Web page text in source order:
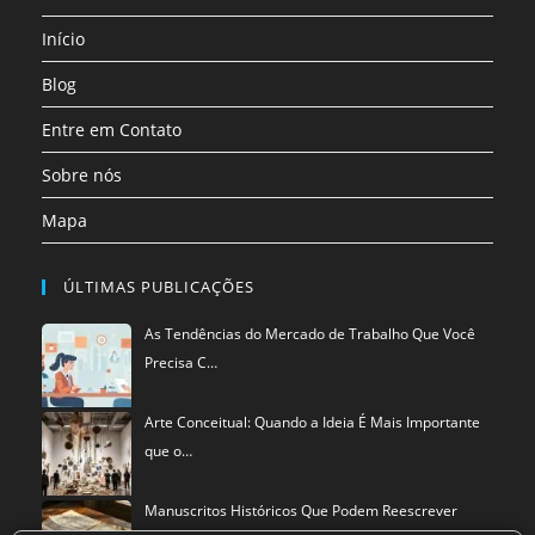
uma
nova
aba
Início
Blog
Entre em Contato
Sobre nós
Mapa
ÚLTIMAS PUBLICAÇÕES
As Tendências do Mercado de Trabalho Que Você
Precisa C…
Arte Conceitual: Quando a Ideia É Mais Importante
que o…
Manuscritos Históricos Que Podem Reescrever